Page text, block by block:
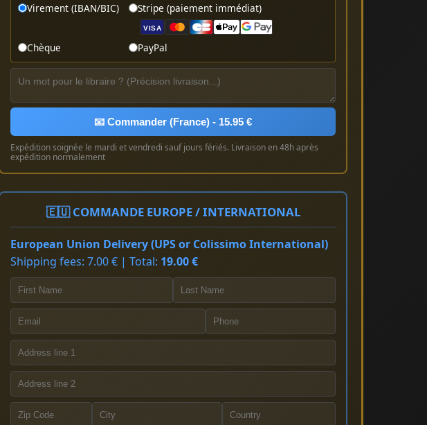
Virement (IBAN/BIC)
Stripe (paiement immédiat)
VISA
Chèque PayPal
📧 Commander (France) - 15.95 €
Expédition soignée le mardi et vendredi sauf jours fériés. Livraison en 48h après
expédition normalement
🇪🇺 COMMANDE EUROPE / INTERNATIONAL
European Union Delivery (UPS or Colissimo International)
Shipping fees: 7.00 € | Total: 19.00 €